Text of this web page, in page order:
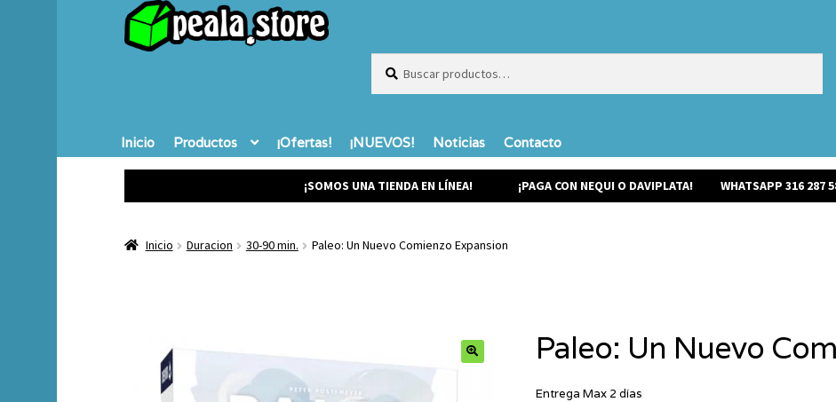
Buscar
Inicio Productos ¡Ofertas! ¡NUEVOS! Noticias Contacto
¡SOMOS UNA TIENDA EN LÍNEA! ¡PAGA CON NEQUI O DAVIPLATA! WHATSAPP 316 287
Inicio Duracion 30-90 min. Paleo: Un Nuevo Comienzo Expansion
Paleo: Un Nuevo
Entrega Max 2 días